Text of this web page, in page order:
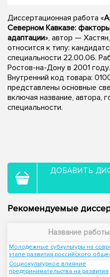
Диссертационная работа «
Северном Кавказе:
адаптации», автор —
относится к типу:
специальности 22.00.06.
Ростов-на-Дону в 2001
Внутренний код товара:
представлены основные
включая название, автора,
специальности.
ДОБАВИТЬ
Рекомендуемые
Название работы
Молодёжные субкультуры на
этапе развития российского
Социокультурное влияние
предпринимательства на развитие